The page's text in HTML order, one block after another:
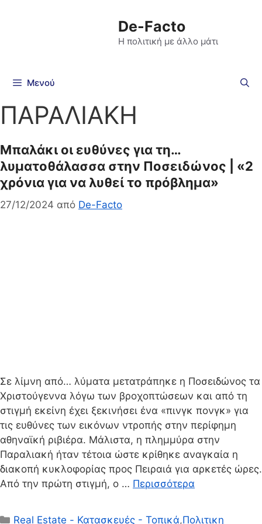
De-Facto
Η πολιτική με άλλο μάτι
Μενού
ΠΑΡΑΛΙΑΚΗ
Μπαλάκι οι ευθύνες για τη…
λυματοθάλασσα στην Ποσειδώνος | «2
χρόνια για να λυθεί το πρόβλημα»
27/12/2024 από De-Facto
Σε λίμνη από… λύματα μετατράπηκε η Ποσειδώνος τα
Χριστούγεννα λόγω των βροχοπτώσεων και από τη
στιγμή εκείνη έχει ξεκινήσει ένα «πινγκ πονγκ» για
τις ευθύνες των εικόνων ντροπής στην περίφημη
αθηναϊκή ριβιέρα. Μάλιστα, η πλημμύρα στην
Παραλιακή ήταν τέτοια ώστε κρίθηκε αναγκαία η
διακοπή κυκλοφορίας προς Πειραιά για αρκετές ώρες.
Από την πρώτη στιγμή, ο … Περισσότερα
Κατηγορίες
Real Estate - Κατασκευές - Τοπικά,Πολιτικη